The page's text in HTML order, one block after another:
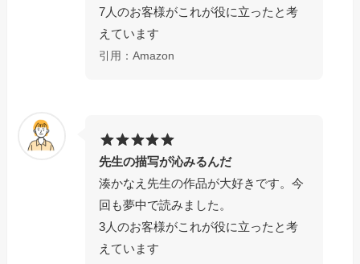
7人のお客様がこれが役に立ったと考
えています
引用：Amazon
先生の描写が沁みるんだ
湊かなえ先生の作品が大好きです。今
回も夢中で読みました。
3人のお客様がこれが役に立ったと考
えています